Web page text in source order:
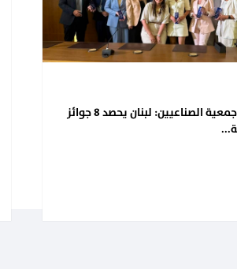
لقاء تكريمي في جمعية الصناعيين: لبنان يحصد 8 جوائز